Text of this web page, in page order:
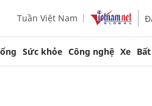
Tuần Việt Nam
Sức khỏe Công nghệ Xe